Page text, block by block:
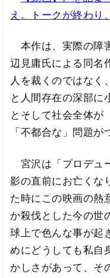
え。トークが終わり
本作は、実際の障
辺見庸氏による同名
人を裁くのではなく
と人間存在の深部に
とそして社会全体が
「不都合な」問題が
宮沢は「プロデュ
影の直前にお亡くな
た時にこの映画の熱
か殺伐とした今の世
球上で色んな事が起
めにどうしても私自
かしさがあって、そ